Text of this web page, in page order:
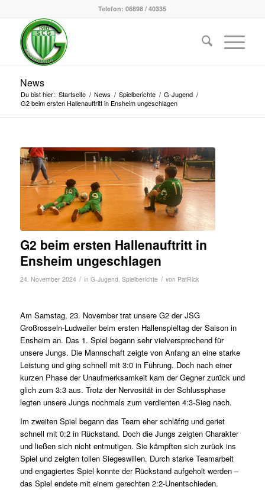
Telefon: 06898 / 40335
News
Du bist hier: Startseite / News / Spielberichte / G-Jugend /
G2 beim ersten Hallenauftritt in Ensheim ungeschlagen
G2 beim ersten Hallenauftritt in
Ensheim ungeschlagen
24. November 2024 / in G-Jugend, Spielberichte / von PatRick
Am Samstag, 23. November trat unsere G2 der JSG
Großrosseln-Ludweiler beim ersten Hallenspieltag der Saison in
Ensheim an. Das 1. Spiel begann sehr vielversprechend für
unsere Jungs. Die Mannschaft zeigte von Anfang an eine starke
Leistung und ging schnell mit 3:0 in Führung. Doch nach einer
kurzen Phase der Unaufmerksamkeit kam der Gegner zurück und
glich zum 3:3 aus. Trotz der Nervosität in der Schlussphase
legten unsere Jungs nochmals zum verdienten 4:3-Sieg nach.
Im zweiten Spiel begann das Team eher schläfrig und geriet
schnell mit 0:2 in Rückstand. Doch die Jungs zeigten Charakter
und ließen sich nicht entmutigen. Sie kämpften sich zurück ins
Spiel und zeigten tollen Siegeswillen. Durch starke Teamarbeit
und engagiertes Spiel konnte der Rückstand aufgeholt werden –
das Spiel endete mit einem gerechten 2:2-Unentschieden.